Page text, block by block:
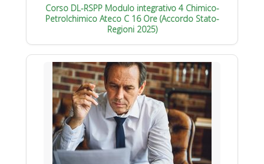
Corso DL-RSPP Modulo integrativo 4 Chimico-
Petrolchimico Ateco C 16 Ore (Accordo Stato-
Regioni 2025)